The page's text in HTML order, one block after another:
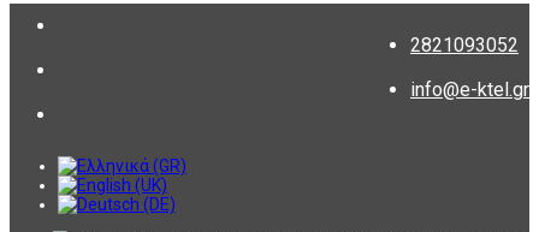
2821093052
info@e-ktel.gr